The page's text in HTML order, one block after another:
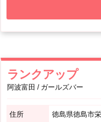
ランクアップ
阿波富田 / ガールズバー
住所 徳島県徳島市